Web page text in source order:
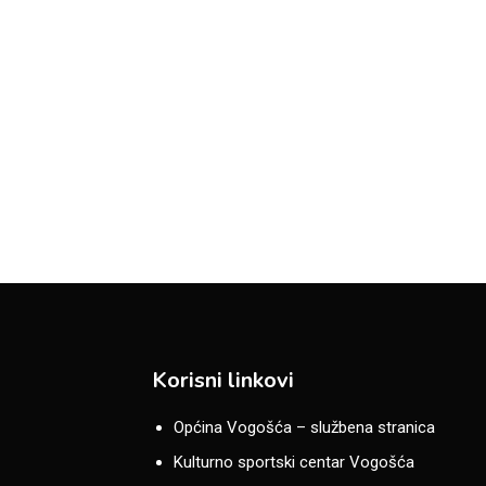
Korisni linkovi
Općina Vogošća – službena stranica
Kulturno sportski centar Vogošća